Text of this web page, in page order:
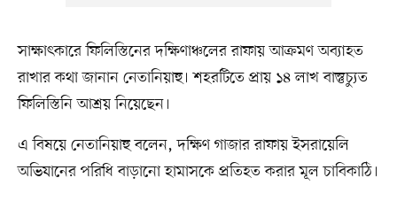
সাক্ষাৎকারে ফিলিস্তিনের দক্ষিণাঞ্চলের রাফায় আক্রমণ অব্যাহত
রাখার কথা জানান নেতানিয়াহু। শহরটিতে প্রায় ১৪ লাখ বাস্তুচ্যুত
ফিলিস্তিনি আশ্রয় নিয়েছেন।
এ বিষয়ে নেতানিয়াহু বলেন, দক্ষিণ গাজার রাফায় ইসরায়েলি
অভিযানের পরিধি বাড়ানো হামাসকে প্রতিহত করার মূল চাবিকাঠি।